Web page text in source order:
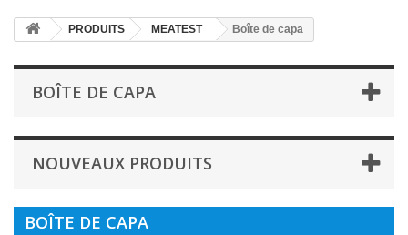
PRODUITS MEATEST Boîte de capa
BOÎTE DE CAPA
NOUVEAUX PRODUITS
BOÎTE DE CAPA